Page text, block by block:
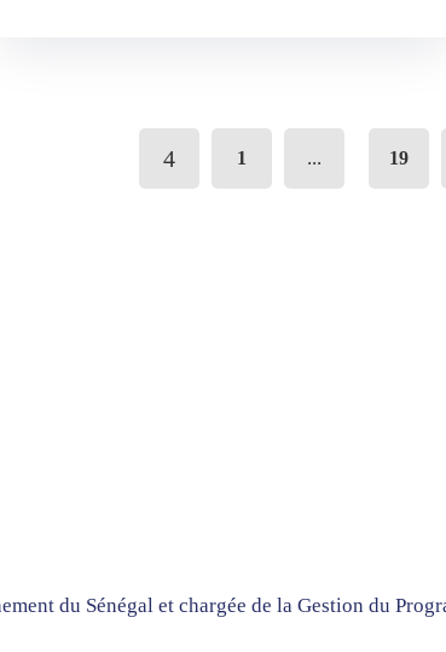
1 ... 19
du Sénégal et chargée de la Gestion du